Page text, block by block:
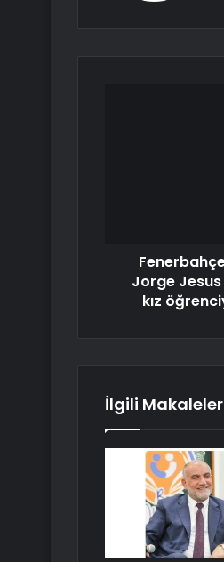
Jorge
kız
İlgili Makaleler